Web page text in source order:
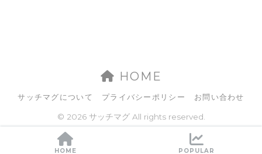
HOME
サッチマグについて プライバシーポリシー お問い合わせ
© 2026 サッチマグ All rights reserved.
HOME POPULAR